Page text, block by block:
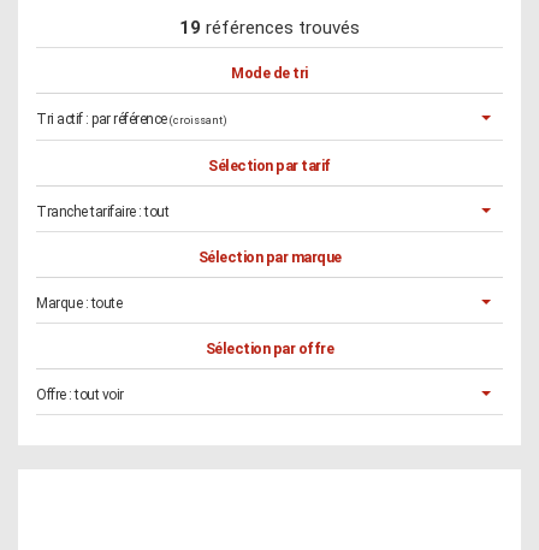
19 références trouvés
Mode de tri
Tri actif : par référence (croissant)
Sélection par tarif
Tranche tarifaire :tout
Sélection par marque
Marque :toute
Sélection par offre
Offre :tout voir